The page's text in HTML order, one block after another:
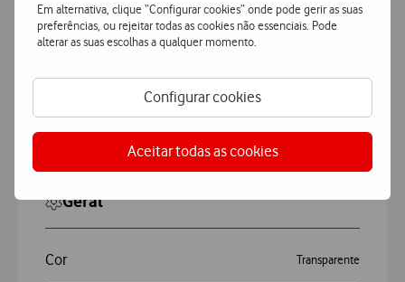
Em alternativa, clique “Configurar cookies” onde pode gerir as suas
preferências, ou rejeitar todas as cookies não essenciais. Pode
alterar as suas escolhas a qualquer momento.
Configurar cookies
Aceitar todas as cookies
Características
Accordeon
Mais Características
Myshield Vidro Xiaomi Note 13 Pro Plus
Geral
Cor Transparente